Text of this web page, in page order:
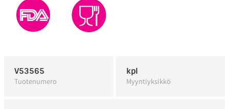
V53565
Tuotenumero
kpl
Myyntiyksikkö